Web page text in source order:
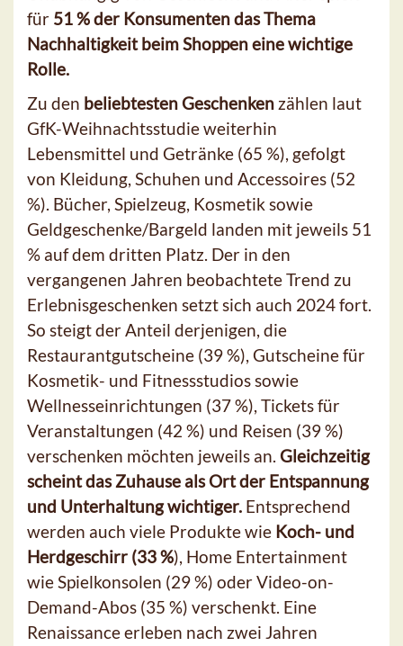
für 51 % der Konsumenten das Thema
Nachhaltigkeit beim Shoppen eine wichtige
Rolle.
Zu den beliebtesten Geschenken zählen laut
GfK-Weihnachtsstudie weiterhin
Lebensmittel und Getränke (65 %), gefolgt
von Kleidung, Schuhen und Accessoires (52
%). Bücher, Spielzeug, Kosmetik sowie
Geldgeschenke/Bargeld landen mit jeweils 51
% auf dem dritten Platz. Der in den
vergangenen Jahren beobachtete Trend zu
Erlebnisgeschenken setzt sich auch 2024 fort.
So steigt der Anteil derjenigen, die
Restaurantgutscheine (39 %), Gutscheine für
Kosmetik- und Fitnessstudios sowie
Wellnesseinrichtungen (37 %), Tickets für
Veranstaltungen (42 %) und Reisen (39 %)
verschenken möchten jeweils an. Gleichzeitig
scheint das Zuhause als Ort der Entspannung
und Unterhaltung wichtiger. Entsprechend
werden auch viele Produkte wie Koch- und
Herdgeschirr (33 %), Home Entertainment
wie Spielkonsolen (29 %) oder Video-on-
Demand-Abos (35 %) verschenkt. Eine
Renaissance erleben nach zwei Jahren